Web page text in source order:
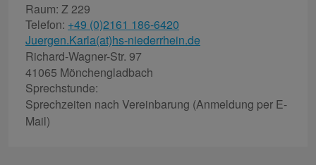
Raum: Z 229
Telefon: +49 (0)2161 186-6420
Juergen.Karla(at)hs-niederrhein.de
Richard-Wagner-Str. 97
41065 Mönchengladbach
Sprechstunde:
Sprechzeiten nach Vereinbarung (Anmeldung per E-
Mail)